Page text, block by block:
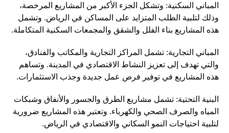
المباني السكنية: وتشكل الجزء الأكبر من المشاريع المرخصة،
وذلك لتلبية الطلب المتزايد على المساكن في الرياض. وتشمل
هذه المشاريع بناء الفلل والشقق والمجمعات السكنية المتكاملة.
المباني التجارية: تشمل المراكز التجارية والمكاتب والفنادق،
والتي تهدف إلى تعزيز النشاط الاقتصادي في المدينة. وتساهم
هذه المشاريع في توفير فرص عمل جديدة وجذب الاستثمارات.
البنية التحتية: تشمل مشاريع الطرق والجسور والأنفاق وشبكات
المياه والصرف الصحي والكهرباء. وتعتبر هذه المشاريع ضرورية
لتلبية احتياجات النمو السكاني والاقتصادي في الرياض.